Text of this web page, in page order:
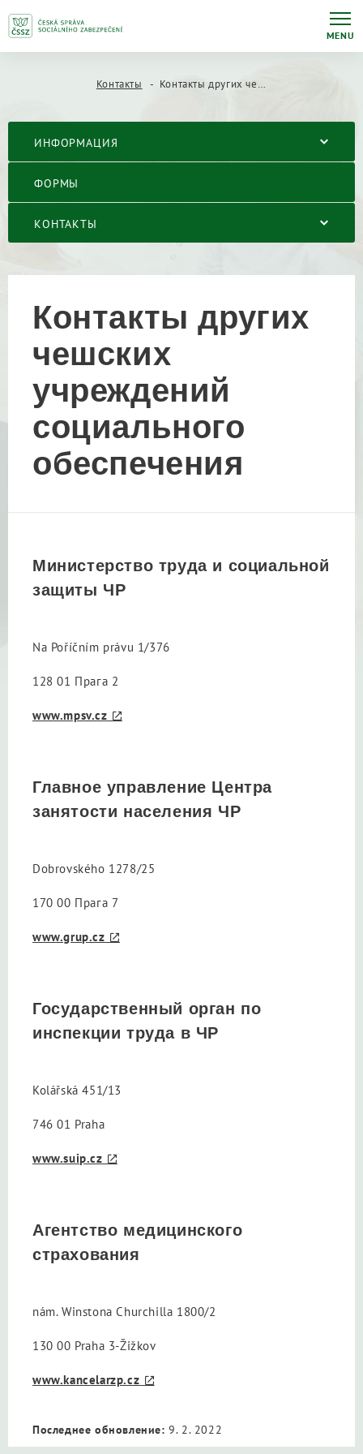
MENU
Контакты Контакты других чешских учреждений социального обеспечения
ИНФОРМАЦИЯ
ФОРМЫ
КОНТАКТЫ
Контакты других
чешских
учреждений
социального
обеспечения
Министерство труда и социальной
защиты ЧР
Na Poříčním právu 1/376
128 01 Прага 2
www.mpsv.cz
Главное управление Центра
занятости населения ЧР
Dobrovského 1278/25
170 00 Прага 7
www.grup.cz
Государственный орган по
инспекции труда в ЧР
Kolářská 451/13
746 01 Praha
www.suip.cz
Агентство медицинского
страхования
nám. Winstona Churchilla 1800/2
130 00 Praha 3-Žižkov
www.kancelarzp.cz
Последнее обновление: 9. 2. 2022